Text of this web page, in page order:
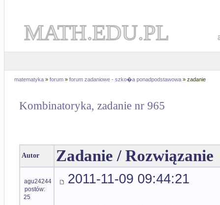
MATH.EDU.PL
matematyka » forum » forum zadaniowe - szko�a ponadpodstawowa » zadanie
Kombinatoryka, zadanie nr 965
Autor Zadanie / Rozwiązanie
agu24244
postów:
25
2011-11-09 09:44:21